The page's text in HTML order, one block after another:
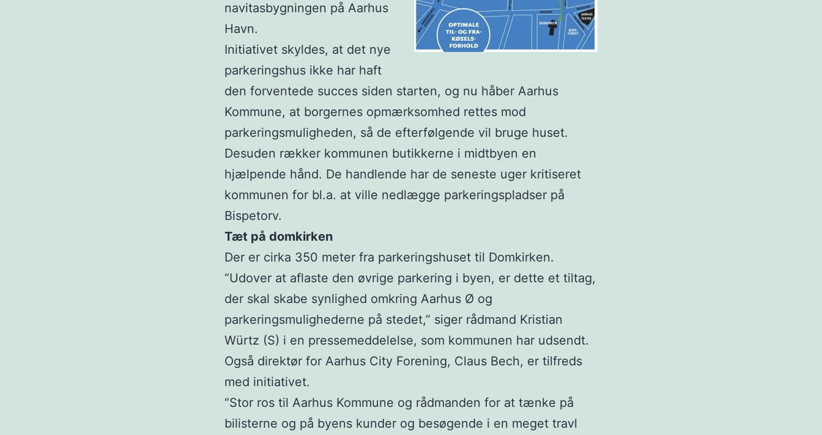
navitasbygningen på Aarhus
Havn.
Initiativet skyldes, at det nye
parkeringshus ikke har haft
den forventede succes siden starten, og nu håber Aarhus
Kommune, at borgernes opmærksomhed rettes mod
parkeringsmuligheden, så de efterfølgende vil bruge huset.
Desuden rækker kommunen butikkerne i midtbyen en
hjælpende hånd. De handlende har de seneste uger kritiseret
kommunen for bl.a. at ville nedlægge parkeringspladser på
Bispetorv.
Tæt på domkirken
Der er cirka 350 meter fra parkeringshuset til Domkirken.
“Udover at aflaste den øvrige parkering i byen, er dette et tiltag,
der skal skabe synlighed omkring Aarhus Ø og
parkeringsmulighederne på stedet,” siger rådmand Kristian
Würtz (S) i en pressemeddelelse, som kommunen har udsendt.
Også direktør for Aarhus City Forening, Claus Bech, er tilfreds
med initiativet.
“Stor ros til Aarhus Kommune og rådmanden for at tænke på
bilisterne og på byens kunder og besøgende i en meget travl